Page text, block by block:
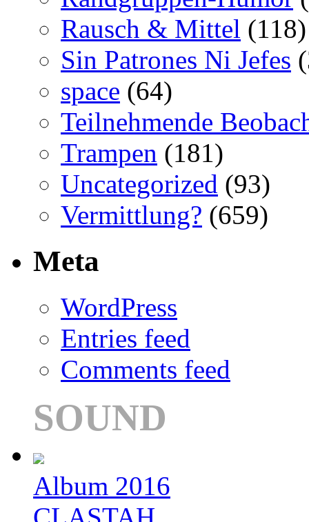
Rausch & Mittel (118)
Sin Patrones Ni Jefes
space (64)
Teilnehmende
Trampen (181)
Uncategorized (93)
Vermittlung? (659)
Meta
WordPress
Entries feed
Comments feed
SOUND
Album 2016